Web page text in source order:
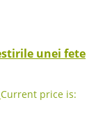
unei fete
Current price is: